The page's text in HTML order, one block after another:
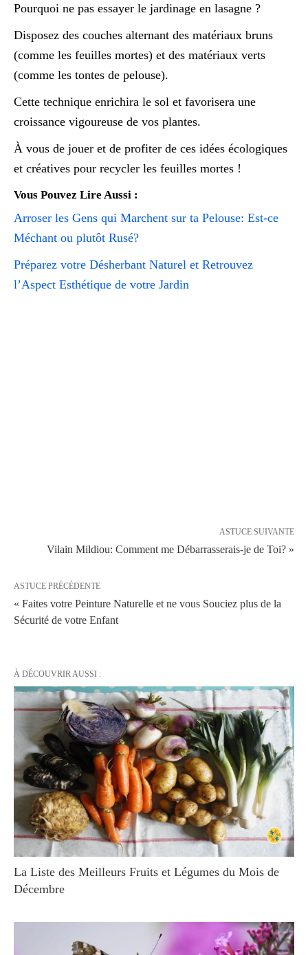
Pourquoi ne pas essayer le jardinage en lasagne ?
Disposez des couches alternant des matériaux bruns
(comme les feuilles mortes) et des matériaux verts
(comme les tontes de pelouse).
Cette technique enrichira le sol et favorisera une
croissance vigoureuse de vos plantes.
À vous de jouer et de profiter de ces idées écologiques
et créatives pour recycler les feuilles mortes !
Vous Pouvez Lire Aussi :
Arroser les Gens qui Marchent sur ta Pelouse: Est-ce
Méchant ou plutôt Rusé?
Préparez votre Désherbant Naturel et Retrouvez
l’Aspect Esthétique de votre Jardin
ASTUCE SUIVANTE
Vilain Mildiou: Comment me Débarrasserais-je de Toi? »
ASTUCE PRÉCÉDENTE
« Faites votre Peinture Naturelle et ne vous Souciez plus de la
Sécurité de votre Enfant
À DÉCOUVRIR AUSSI :
La Liste des Meilleurs Fruits et Légumes du Mois de
Décembre